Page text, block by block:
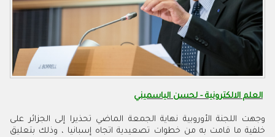
العلم الالكترونية - لحسن الياسميني
وجهت اللجنة الأوروبية نهاية الجمعة الماضي تحذيرا إلى الجزائر على
خلفية ما قامت به من خطوات تصعيدية اتجاه إسبانيا ، وذلك بتعليق